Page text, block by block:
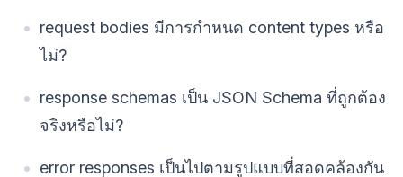
request bodies มีการกำหนด content types หรือ
ไม่?
response schemas เป็น JSON Schema ที่ถูกต้อง
จริงหรือไม่?
error responses เป็นไปตามรูปแบบที่สอดคล้องกัน